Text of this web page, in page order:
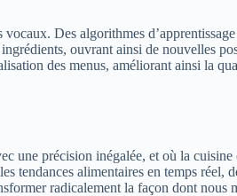
Des algorithmes
ouvrant ainsi de nouvelles
des menus, améliorant ainsi la
une précision inégalée, et où la
tendances alimentaires en temps
radicalement la façon dont nous